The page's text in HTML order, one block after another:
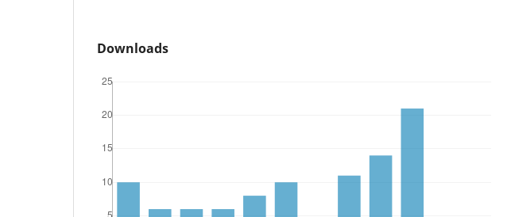
Downloads